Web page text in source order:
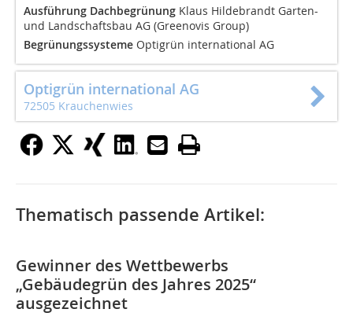
Ausführung Dachbegrünung Klaus Hildebrandt Garten-
und Landschaftsbau AG (Greenovis Group)
Begrünungssysteme Optigrün international AG
Optigrün international AG
72505 Krauchenwies
Thematisch passende Artikel:
Gewinner des Wettbewerbs
„Gebäudegrün des Jahres 2025“
ausgezeichnet